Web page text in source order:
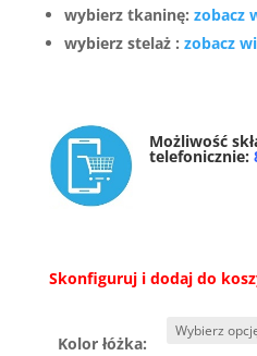
wybierz tkaninę: zobacz
wybierz stelaż : zobacz
Możliwość
telefonicznie:
Skonfiguruj i dodaj do
Kolor łóżka: